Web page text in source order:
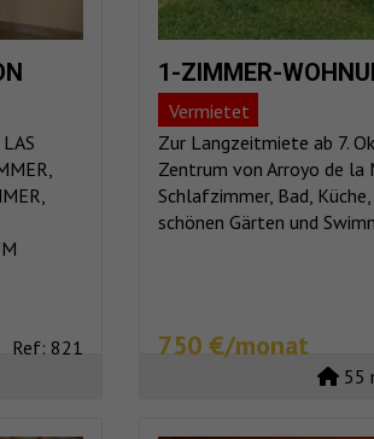
Ref: 821
1-ZIMMER-
Vermietet
Zur Langzeitmiete ab 7.
Zentrum von Arroyo de la
Schlafzimmer, Bad,
schönen Gärten und
750 €/monat
55